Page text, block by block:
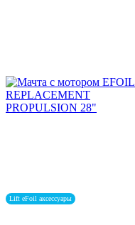
Lift eFoil аксессуары